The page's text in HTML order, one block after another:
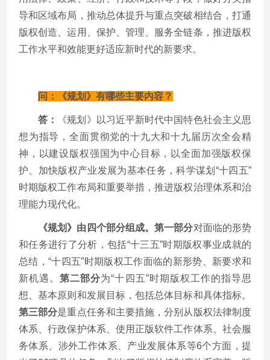
导和区域布局，推动总体提升与重点突破相结合，打通
版权创造、运用、保护、管理、服务全链条，推进版权
工作水平和效能更好适应新时代的新要求。
问：《规划》有哪些主要内容？
答：
《规划》以习近平新时代中国特色社会主义思
想为指导，全面贯彻党的十九大和十九届历次全会精
神，以建设版权强国为中心目标，以全面加强版权保
护、加快版权产业发展为基本任务，科学谋划“十四五”
时期版权工作布局和重要举措，推进版权治理体系和治
理能力现代化。
《规划》由四个部分组成。第一部分对面临的形势
和任务进行了分析，包括“十三五”时期版权事业成就的
总结，“十四五”时期版权工作面临的新形势、新要求和
新机遇。第二部分为“十四五”时期版权工作的指导思
想、基本原则和发展目标，包括总体目标和具体指标。
第三部分是重点任务和主要措施，分别从版权法律制度
体系、行政保护体系、使用正版软件工作体系、社会服
务体系、涉外工作体系、产业发展体系等6个方面，提